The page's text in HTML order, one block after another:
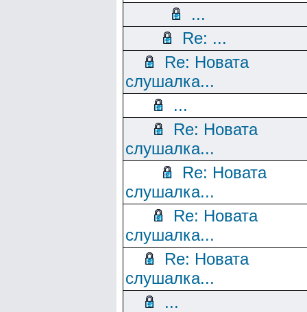
...
Re: ...
Re: Новата
слушалка...
...
Re: Новата
слушалка...
Re: Новата
слушалка...
Re: Новата
слушалка...
Re: Новата
слушалка...
...